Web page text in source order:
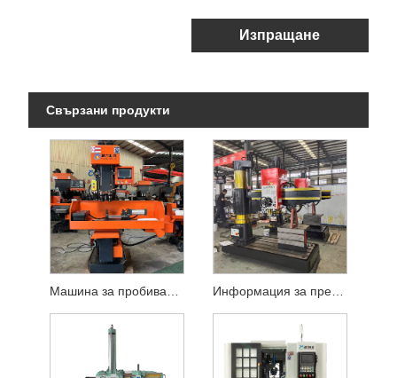
Изпращане
Свързани продукти
Машина за пробиване и резбоване Информация за предварително продажба на радиална сондаж